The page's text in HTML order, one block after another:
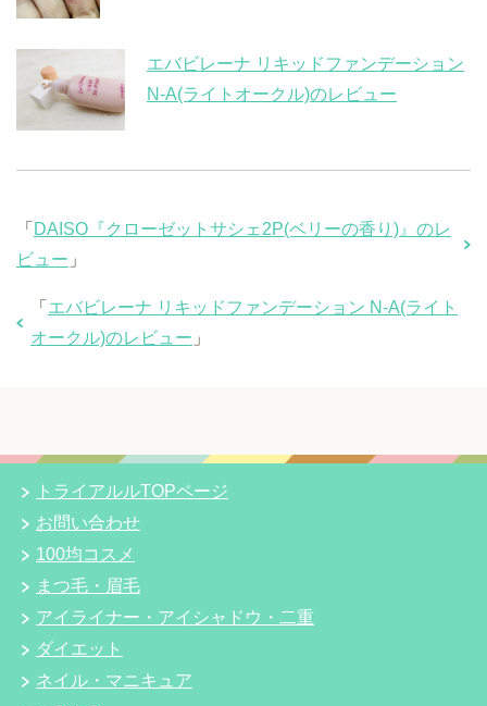
エバビレーナ リキッドファンデーション
N-A(ライトオークル)のレビュー
「 DAISO『クローゼットサシェ2P(ベリーの香り)』のレ
ビュー 」
「 エバビレーナ リキッドファンデーション N-A(ライト
オークル)のレビュー 」
トライアルルTOPページ
お問い合わせ
100均コスメ
まつ毛・眉毛
アイライナー・アイシャドウ・二重
ダイエット
ネイル・マニキュア